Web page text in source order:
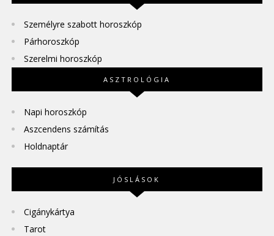
Személyre szabott horoszkóp
Párhoroszkóp
Szerelmi horoszkóp
ASZTROLÓGIA
Napi horoszkóp
Aszcendens számítás
Holdnaptár
JÓSLÁSOK
Cigánykártya
Tarot